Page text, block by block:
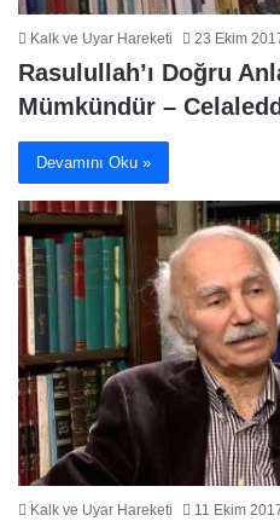
Kalk ve Uyar Hareketi 23 Ekim
Rasulullah’ı Doğru
Mümkündür –
Devamını Oku »
Kalk ve Uyar Hareketi 11 Ekim